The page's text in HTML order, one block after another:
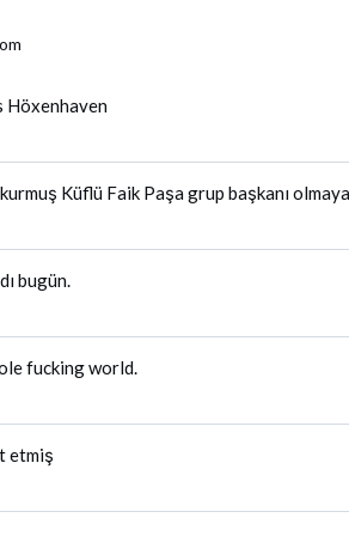
Höxenhaven
Küflü Faik Paşa grup başkanı
bugün.
fucking world.
etmiş